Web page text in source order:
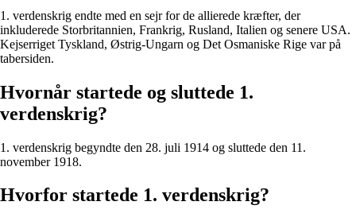
1. verdenskrig endte med en sejr for de allierede kræfter, der
inkluderede Storbritannien, Frankrig, Rusland, Italien og senere USA.
Kejserriget Tyskland, Østrig-Ungarn og Det Osmaniske Rige var på
tabersiden.
Hvornår startede og sluttede 1.
verdenskrig?
1. verdenskrig begyndte den 28. juli 1914 og sluttede den 11.
november 1918.
Hvorfor startede 1. verdenskrig?